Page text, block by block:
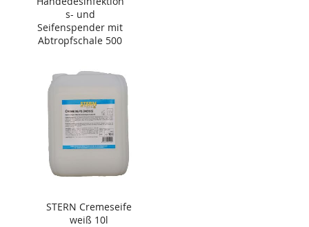
s- und
Seifenspender mit
Abtropfschale 500
STERN Cremeseife
weiß 10l